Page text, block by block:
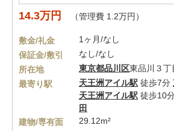
14.3万円 （管理費 1.2万円）
敷金/礼金
1ヶ月/なし
保証金/敷引
なし/なし
所在地
東京都品川区東品川３丁
最寄り駅
天王洲アイル駅 徒歩7分
天王洲アイル駅 徒歩10
田
建物/専有面
29.12m²